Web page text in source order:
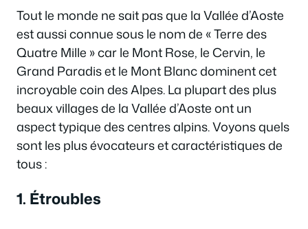
Tout le monde ne sait pas que la Vallée d’Aoste
est aussi connue sous le nom de « Terre des
Quatre Mille » car le Mont Rose, le Cervin, le
Grand Paradis et le Mont Blanc dominent cet
incroyable coin des Alpes. La plupart des plus
beaux villages de la Vallée d’Aoste ont un
aspect typique des centres alpins. Voyons quels
sont les plus évocateurs et caractéristiques de
tous :
1. Étroubles